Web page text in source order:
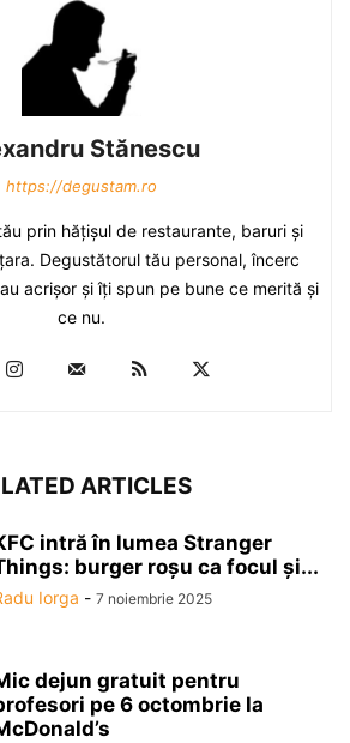
Stănescu
https://degustam.ro
prin hăţişul de restaurante, baruri şi
Degustătorul tău personal, încerc
acrişor şi îţi spun pe bune ce merită şi
ce nu.
ARTICLES
intră în lumea Stranger
burger roșu ca focul și...
Iorga - 7 noiembrie 2025
dejun gratuit pentru
pe 6 octombrie la